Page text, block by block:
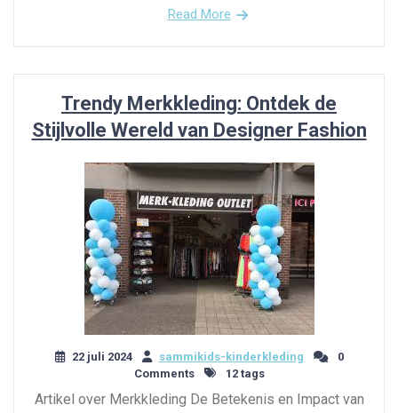
Read More
Trendy Merkkleding: Ontdek de
Stijlvolle Wereld van Designer Fashion
22 juli 2024 sammikids-kinderkleding
0
Comments
12 tags
Artikel over Merkkleding De Betekenis en Impact van